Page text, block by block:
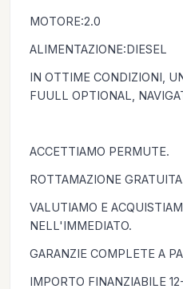
MOTORE:2.0
ALIMENTAZIONE:DIESEL
IN OTTIME CONDIZIONI,
FUULL OPTIONAL,
ACCETTIAMO PERMUTE.
ROTTAMAZIONE
VALUTIAMO E
NELL'IMMEDIATO.
GARANZIE COMPLETE A
IMPORTO FINANZIABILE